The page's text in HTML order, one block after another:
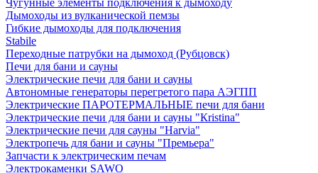
Чугунные элементы подключения к дымоходу
Дымоходы из вулканической пемзы
Гибкие дымоходы для подключения
Stabile
Переходные патрубки на дымоход (Рубцовск)
Печи для бани и сауны
Электрические печи для бани и сауны
Автономные генераторы перегретого пара АЭГПП
Электрические ПАРОТЕРМАЛЬНЫЕ печи для бани
Электрические печи для бани и сауны "Кristina"
Электрические печи для сауны "Harvia"
Электропечь для бани и сауны "Премьера"
Запчасти к электрическим печам
Электрокаменки SAWO